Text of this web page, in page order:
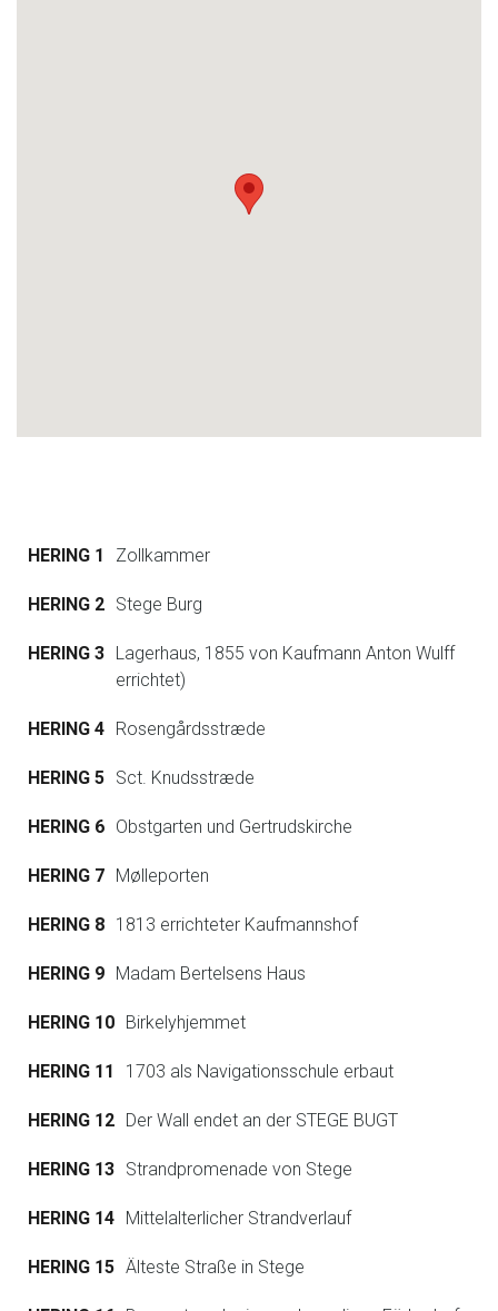
HERING 1 Zollkammer
HERING 2 Stege Burg
HERING 3 Lagerhaus, 1855 von Kaufmann Anton Wulff
errichtet)
HERING 4 Rosengårdsstræde
HERING 5 Sct. Knudsstræde
HERING 6 Obstgarten und Gertrudskirche
HERING 7 Mølleporten
HERING 8 1813 errichteter Kaufmannshof
HERING 9 Madam Bertelsens Haus
HERING 10 Birkelyhjemmet
HERING 11 1703 als Navigationsschule erbaut
HERING 12 Der Wall endet an der STEGE BUGT
HERING 13 Strandpromenade von Stege
HERING 14 Mittelalterlicher Strandverlauf
HERING 15 Älteste Straße in Stege